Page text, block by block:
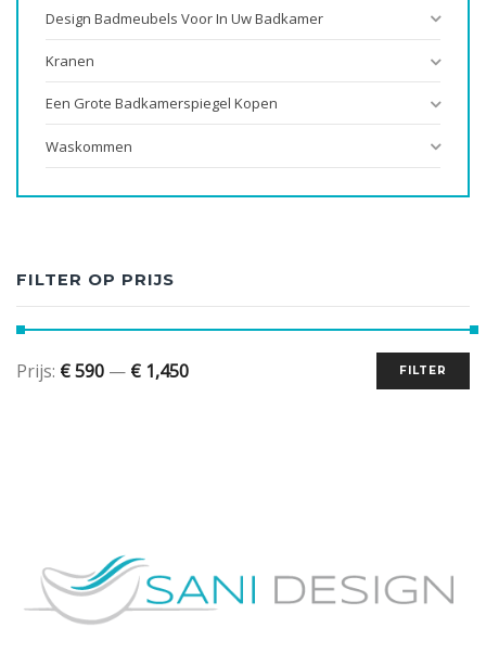
Design Badmeubels Voor In Uw Badkamer
Kranen
Een Grote Badkamerspiegel Kopen
Waskommen
FILTER OP PRIJS
FILTER
Prijs: € 590 — € 1,450